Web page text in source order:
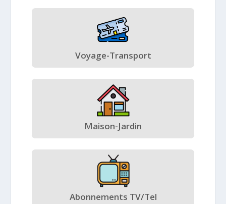
Voyage-Transport
Maison-Jardin
Abonnements TV/Tel